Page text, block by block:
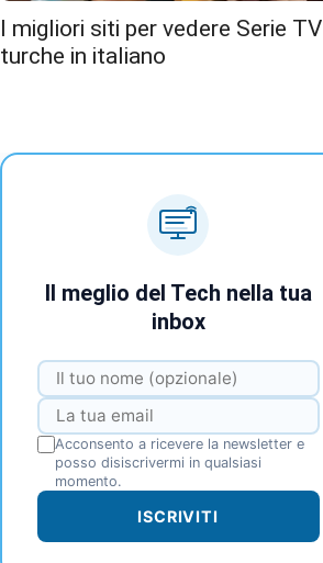
I migliori siti per vedere Serie TV
turche in italiano
Il meglio del Tech nella tua
inbox
Acconsento a ricevere la newsletter e
posso disiscrivermi in qualsiasi
momento.
ISCRIVITI